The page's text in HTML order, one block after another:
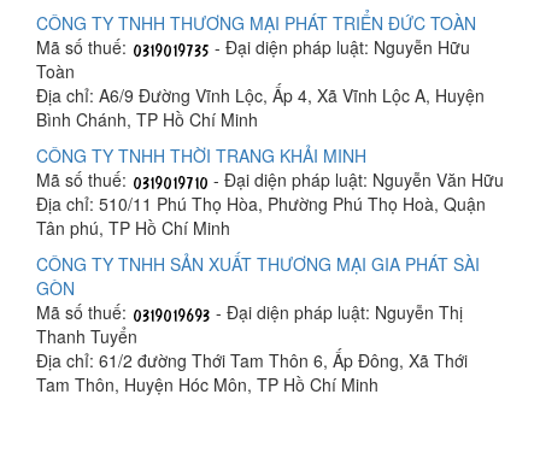
CÔNG TY TNHH THƯƠNG MẠI PHÁT TRIỂN ĐỨC TOÀN
Mã số thuế:
- Đại diện pháp luật: Nguyễn Hữu
Toàn
Địa chỉ: A6/9 Đường Vĩnh Lộc, Ấp 4, Xã Vĩnh Lộc A, Huyện
Bình Chánh, TP Hồ Chí Minh
CÔNG TY TNHH THỜI TRANG KHẢI MINH
Mã số thuế:
- Đại diện pháp luật: Nguyễn Văn Hữu
Địa chỉ: 510/11 Phú Thọ Hòa, Phường Phú Thọ Hoà, Quận
Tân phú, TP Hồ Chí Minh
CÔNG TY TNHH SẢN XUẤT THƯƠNG MẠI GIA PHÁT SÀI
GÒN
Mã số thuế:
- Đại diện pháp luật: Nguyễn Thị
Thanh Tuyển
Địa chỉ: 61/2 đường Thới Tam Thôn 6, Ấp Đông, Xã Thới
Tam Thôn, Huyện Hóc Môn, TP Hồ Chí Minh